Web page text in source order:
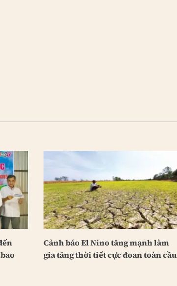
Cảnh báo El Nino tăng mạnh làm
gia tăng thời tiết cực đoan toàn cầu